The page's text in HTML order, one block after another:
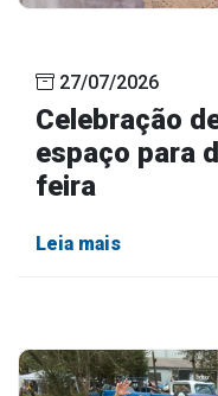
27/07/2026
Celebração
espaço para
feira
Leia mais